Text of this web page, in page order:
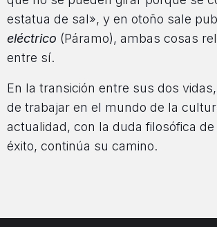
estatua de sal», y en otoño sale
eléctrico (Páramo), ambas cosas
entre sí.
En la transición entre sus dos
de trabajar en el mundo de la
actualidad, con la duda filosófica de
éxito, continúa su camino.